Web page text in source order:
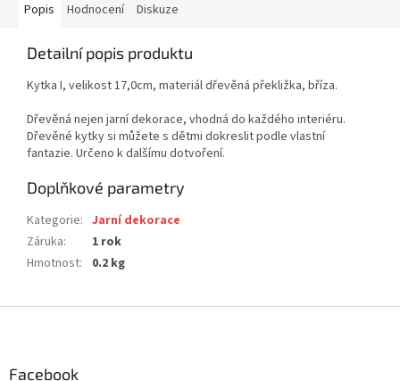
Popis Hodnocení Diskuze
Detailní popis produktu
Kytka I, velikost 17,0cm, materiál dřevěná překližka, bříza.
Dřevěná nejen jarní dekorace, vhodná do každého interiéru.
Dřevěné kytky si můžete s dětmi dokreslit podle vlastní
fantazie. Určeno k dalšímu dotvoření.
Doplňkové parametry
Kategorie: Jarní dekorace
Záruka:
1 rok
Hmotnost: 0.2 kg
Facebook